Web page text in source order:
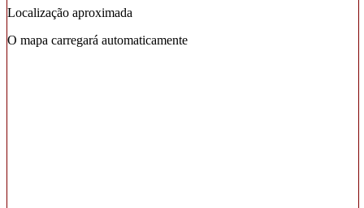
Localização aproximada
O mapa carregará automaticamente